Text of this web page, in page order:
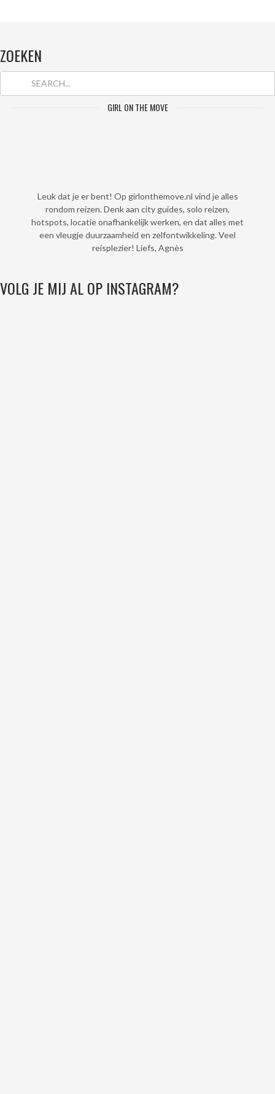
ZOEKEN
GIRL ON THE MOVE
Leuk dat je er bent! Op girlonthemove.nl vind je alles
rondom reizen. Denk aan city guides, solo reizen,
hotspots, locatie onafhankelijk werken, en dat alles met
een vleugje duurzaamheid en zelfontwikkeling. Veel
reisplezier! Liefs, Agnès
VOLG JE MIJ AL OP INSTAGRAM?